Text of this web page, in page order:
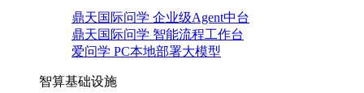
鼎天国际问学 企业级Agent中台
鼎天国际问学 智能流程工作台
爱问学 PC本地部署大模型
智算基础设施